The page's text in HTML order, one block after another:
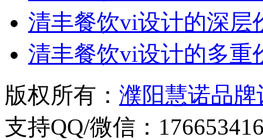
清丰餐饮vi设计的深层
清丰餐饮vi设计的多重
版权所有： 濮阳慧诺品
支持QQ/微信：